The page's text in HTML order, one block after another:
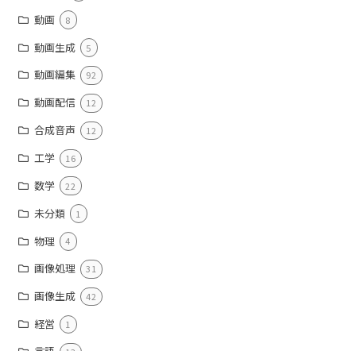
動画 8
動画生成 5
動画編集 92
動画配信 12
合成音声 12
工学 16
数学 22
未分類 1
物理 4
画像処理 31
画像生成 42
経営 1